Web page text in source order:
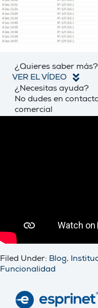
¿Quieres saber más?
VER EL VÍDEO
¿Necesitas ayuda?
No dudes en
comercial
Filed Under: Blog,
Funcionalidad